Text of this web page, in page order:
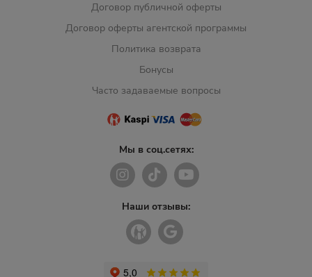
Договор публичной оферты
Договор оферты агентской программы
Политика возврата
Бонусы
Часто задаваемые вопросы
Мы в соц.сетях:
Наши отзывы: